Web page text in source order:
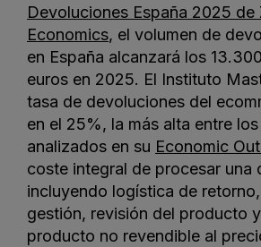
Devoluciones España 2025 de
Economics, el volumen de
en España alcanzará los
euros en 2025. El Instituto
tasa de devoluciones del
en el 25%, la más alta entre
analizados en su Economic
coste integral de procesar una
incluyendo logística de
gestión, revisión del producto
producto no revendible al